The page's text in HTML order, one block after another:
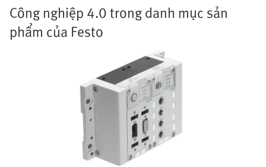
Công nghiệp 4.0 trong danh mục sản
phẩm của Festo